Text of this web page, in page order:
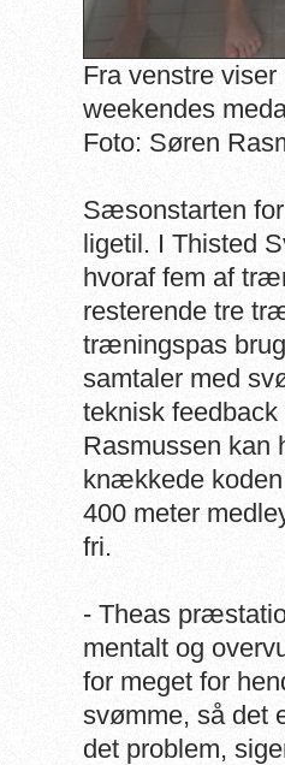
Fra venstre
weekendes
Foto: Søren
Sæsonstarten
ligetil. I Thisted
hvoraf fem af
resterende tre
træningspas
samtaler med
teknisk
Rasmussen kan
knækkede
400 meter
fri.
- Theas
mentalt og
for meget for
svømme, så det
det problem,